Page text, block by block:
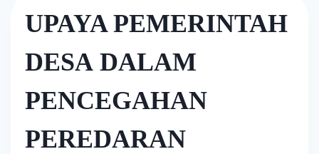
UPAYA PEMERINTAH
DESA DALAM
PENCEGAHAN
PEREDARAN